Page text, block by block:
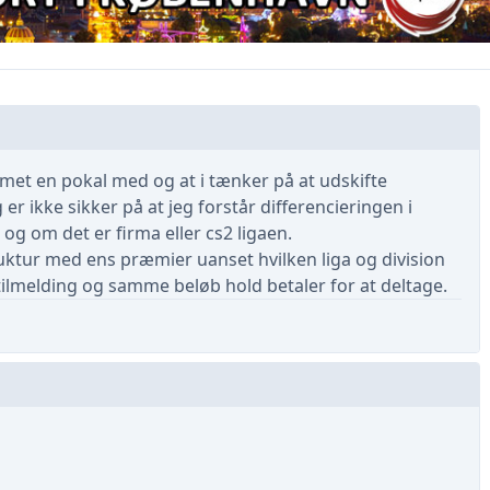
en pokal med og at i tænker på at udskifte
ikke sikker på at jeg forstår differencieringen i
om det er firma eller cs2 ligaen.
med ens præmier uanset hvilken liga og division
og samme beløb hold betaler for at deltage.